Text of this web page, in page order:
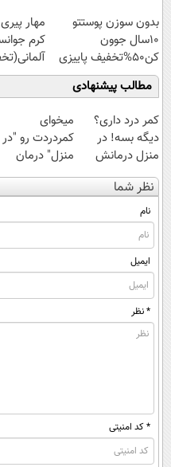
ویژه
بدون سوزن پوستتو
10سال جوون
کن50%تخفیف پاییزی
مهار
کرم
امشب)
مطالب پیشنهادی
کمر درد داری؟
دیگه بسه! در
منزل درمانش
کن
(◀پرسش‌نامه)
میخوای
کمردردت رو "در
منزل" درمان
کنی؟ (◂فیلم +
◂پرسش‌نامه)
نظر شما
نام
ایمیل
* نظر
* کد امنیتی